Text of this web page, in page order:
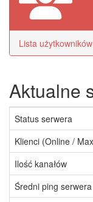
Lista
Aktualne
Status serwera
Klienci (Online /
Ilość kanałów
Średni ping serwera